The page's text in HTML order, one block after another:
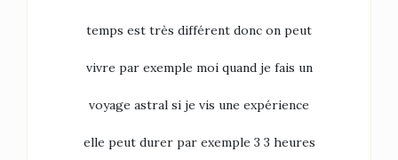
temps est très différent donc on peut
vivre par exemple moi quand je fais un
voyage astral si je vis une expérience
elle peut durer par exemple 3 3 heures